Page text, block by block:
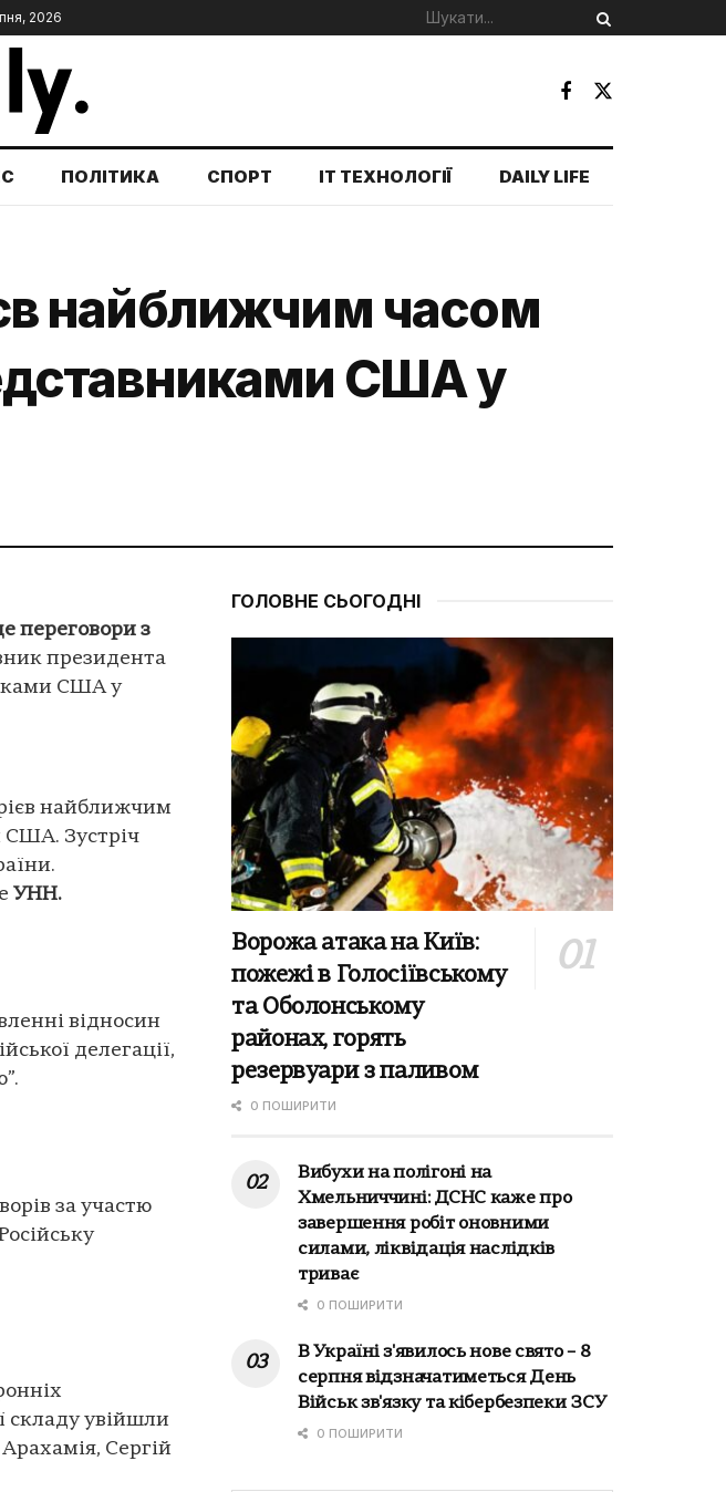
2026
ПОЛІТИКА СПОРТ IT ТЕХНОЛОГІЇ DAILY LIFE
найближчим часом
США у
переговори з
президента
США у
найближчим
США. Зустріч
УНН.
відносин
делегації,
за участю
складу увійшли
Сергій
ГОЛОВНЕ СЬОГОДНІ
Ворожа атака на Київ:
пожежі в Голосіївському
та Оболонському
районах, горять
резервуари з паливом
0 ПОШИРИТИ
Вибухи на полігоні на
Хмельниччині: ДСНС каже про
завершення робіт оновними
силами, ліквідація наслідків
триває
0 ПОШИРИТИ
В Україні з'явилось нове свято – 8
серпня відзначатиметься День
Військ зв'язку та кібербезпеки ЗСУ
0 ПОШИРИТИ